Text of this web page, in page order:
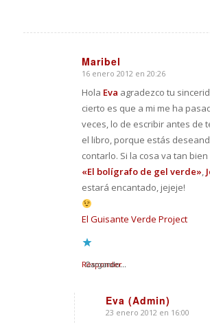
Maribel
Dice:
16 enero 2012 en 20:26
Hola Eva agradezco tu
cierto es que a mi me ha
veces, lo de escribir antes de
el libro, porque estás
contarlo. Si la cosa va tan bien
«El bolígrafo de gel verde»,
estará encantado, jejeje!
El Guisante Verde Project
Cargando...
Responder
Eva (Admin)
Dice:
23 enero 2012 en 16:00